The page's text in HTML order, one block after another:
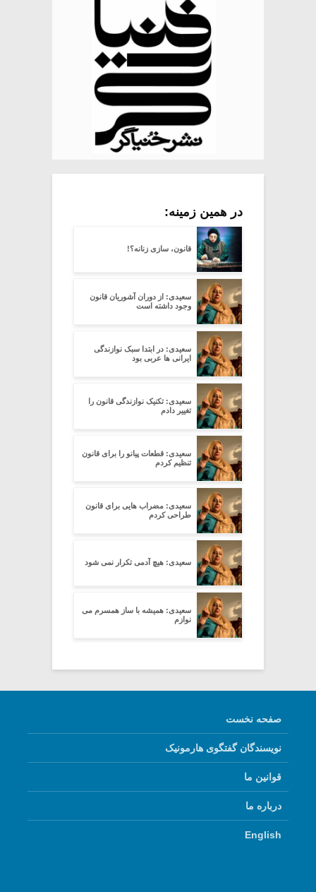
در همین زمینه:
قانون، سازی زنانه؟!
سعیدی: از دوران آشوریان قانون
وجود داشته است
سعیدی: در ابتدا سبک نوازندگی
ایرانی ها عربی بود
سعیدی: تکنیک نوازندگی قانون را
تغییر دادم
سعیدی: قطعات پیانو را برای قانون
تنظیم کردم
سعیدی: مضراب هایی برای قانون
طراحی کردم
سعیدی: هیچ آدمی تکرار نمی شود
سعیدی: همیشه با ساز همسرم می
نوازم
صفحه نخست
نویسندگان گفتگوی هارمونیک
قوانین ما
درباره ما
English